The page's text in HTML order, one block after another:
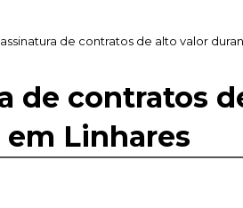
de contratos de alto valor
de contratos
Linhares